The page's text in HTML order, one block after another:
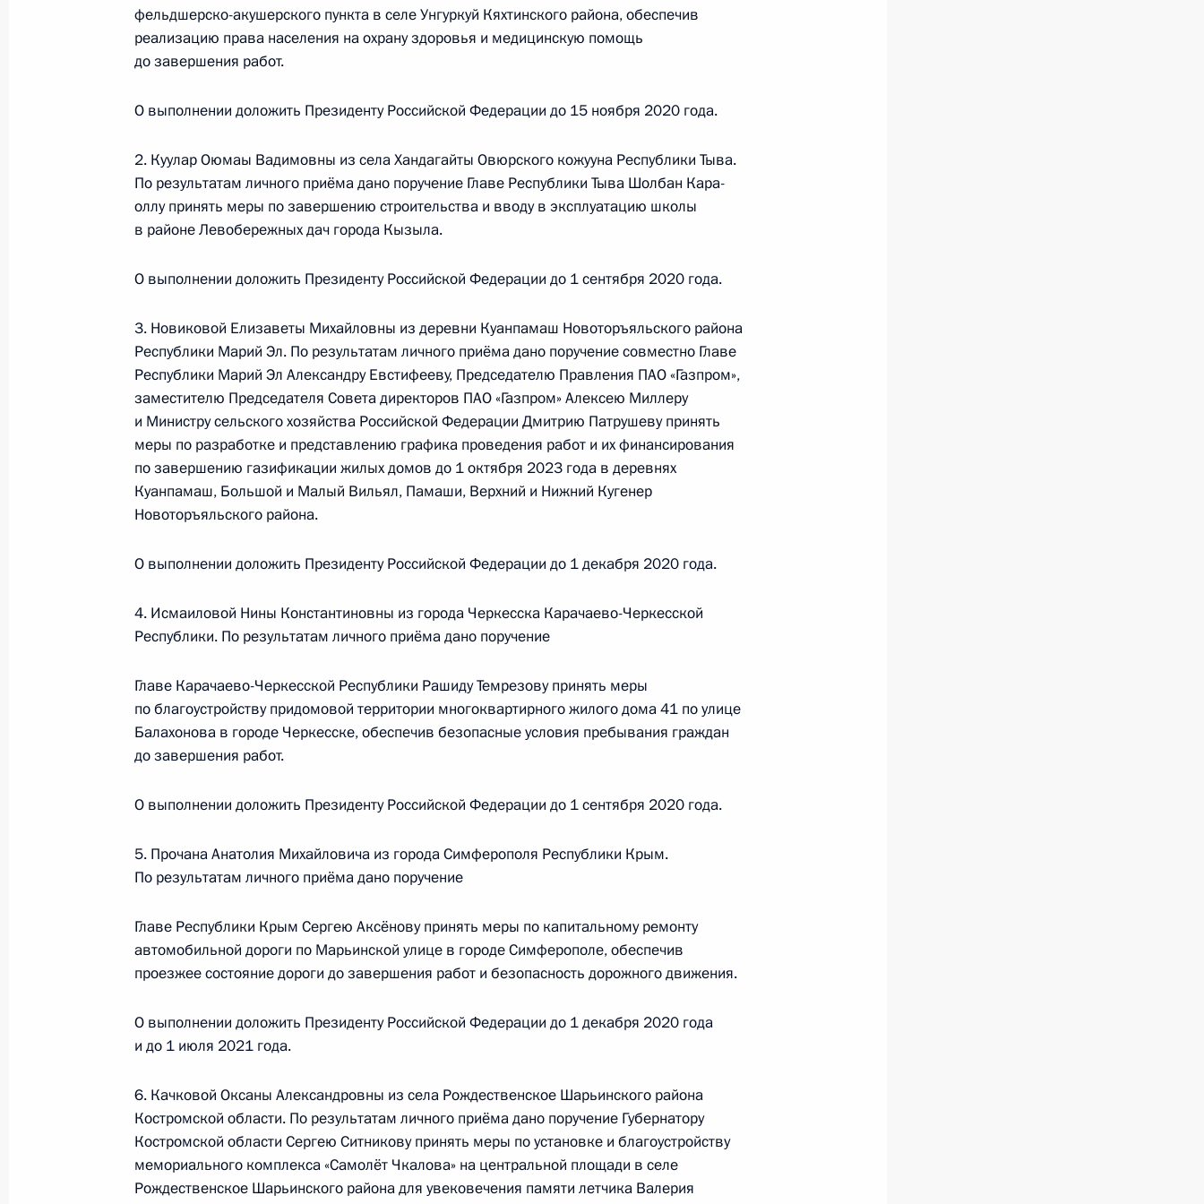
Федерации по приёму граждан в Москве 17 октября 2017 года
3 февраля 2020 года, 21:05
конференц-связи жителя Саратовской области, проведенного по поручению
Президента Российской Федерации помощником Президента Российской
Федерации Игорем Левитиным в Приемной Президента Российской Федерации
по приему граждан в Москве 24 января 2017 года
31 января 2020 года, пятница
31 января 2020 года по поручению Президента Российской Федерации начальник
Управления Президента Российской Федерации по приграничному сотрудничеству
Алексей Филатов провёл в Приёмной Президента Российской Федерации по приёму
граждан в Москве личный приём граждан в режиме видео-конференц-связи
31 января 2020 года, 20:35
Исполнено поручение (меры приняты), данное по итогам личного приёма в режиме
Президента Российской Федерации начальником Управления Президента
Российской Федерации по работе с обращениями граждан и организаций
по приёму граждан в Москве 14 июня 2018 года
31 января 2020 года, 20:34
31 января 2020 года по поручению Президента Российской Федерации
здравоохранения Российской Федерации по городу Москве и Московской области
Андрей Плутницкий провёл в Приёмной Президента Российской Федерации
31 января 2020 года, 20:34
в режиме видео-конференц-связи жителя города Севастополя, проведённого
по поручению Президента Российской Федерации помощником Президента
Российской Федерации в Приёмной Президента Российской Федерации по приёму
граждан в Москве
31 января 2020 года, 20:33
фельдшерско-акушерского пункта в селе Унгуркуй Кяхтинского района, обеспечив
реализацию права населения на охрану здоровья и медицинскую помощь
до завершения работ.
О выполнении доложить Президенту Российской Федерации до 15 ноября 2020 года.
2. Куулар Оюмаы Вадимовны из села Хандагайты Овюрского кожууна Республики Тыва.
По результатам личного приёма дано поручение Главе Республики Тыва Шолбан Кара-
оллу принять меры по завершению строительства и вводу в эксплуатацию школы
в районе Левобережных дач города Кызыла.
О выполнении доложить Президенту Российской Федерации до 1 сентября 2020 года.
3. Новиковой Елизаветы Михайловны из деревни Куанпамаш Новоторъяльского района
Республики Марий Эл. По результатам личного приёма дано поручение совместно Главе
Республики Марий Эл Александру Евстифееву, Председателю Правления ПАО «Газпром»,
заместителю Председателя Совета директоров ПАО «Газпром» Алексею Миллеру
и Министру сельского хозяйства Российской Федерации Дмитрию Патрушеву принять
меры по разработке и представлению графика проведения работ и их финансирования
по завершению газификации жилых домов до 1 октября 2023 года в деревнях
Куанпамаш, Большой и Малый Вильял, Памаши, Верхний и Нижний Кугенер
Новоторъяльского района.
О выполнении доложить Президенту Российской Федерации до 1 декабря 2020 года.
4. Исмаиловой Нины Константиновны из города Черкесска Карачаево-Черкесской
Республики. По результатам личного приёма дано поручение
Главе Карачаево-Черкесской Республики Рашиду Темрезову принять меры
по благоустройству придомовой территории многоквартирного жилого дома 41 по улице
Балахонова в городе Черкесске, обеспечив безопасные условия пребывания граждан
до завершения работ.
О выполнении доложить Президенту Российской Федерации до 1 сентября 2020 года.
5. Прочана Анатолия Михайловича из города Симферополя Республики Крым.
По результатам личного приёма дано поручение
Главе Республики Крым Сергею Аксёнову принять меры по капитальному ремонту
автомобильной дороги по Марьинской улице в городе Симферополе, обеспечив
проезжее состояние дороги до завершения работ и безопасность дорожного движения.
О выполнении доложить Президенту Российской Федерации до 1 декабря 2020 года
и до 1 июля 2021 года.
6. Качковой Оксаны Александровны из села Рождественское Шарьинского района
Костромской области. По результатам личного приёма дано поручение Губернатору
Костромской области Сергею Ситникову принять меры по установке и благоустройству
мемориального комплекса «Самолёт Чкалова» на центральной площади в селе
Рождественское Шарьинского района для увековечения памяти летчика Валерия